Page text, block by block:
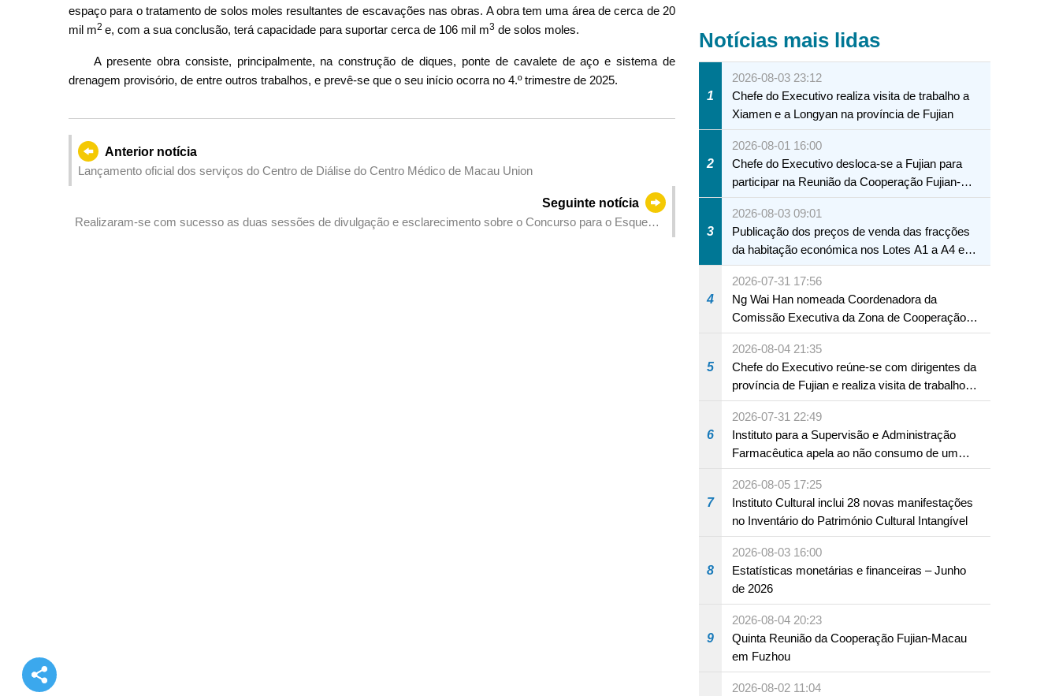
espaço para o tratamento de solos moles resultantes de escavações nas obras. A obra tem uma área de cerca de 20
mil m2 e, com a sua conclusão, terá capacidade para suportar cerca de 106 mil m3 de solos moles.
A presente obra consiste, principalmente, na construção de diques, ponte de cavalete de aço e sistema de
drenagem provisório, de entre outros trabalhos, e prevê-se que o seu início ocorra no 4.º trimestre de 2025.
Anterior notícia
Lançamento oficial dos serviços do Centro de Diálise do Centro Médico de Macau Union
Seguinte notícia
Realizaram-se com sucesso as duas sessões de divulgação e esclarecimento sobre o Concurso para o Esquema
Notícias mais lidas
1
2026-08-03 23:12
Chefe do Executivo realiza visita de trabalho a
Xiamen e a Longyan na província de Fujian
2
2026-08-01 16:00
Chefe do Executivo desloca-se a Fujian para
participar na Reunião da Cooperação Fujian-
Macau
3
2026-08-03 09:01
Publicação dos preços de venda das fracções
da habitação económica nos Lotes A1 a A4 e
A12 da Zona A dos Novos Aterros
4
2026-07-31 17:56
Ng Wai Han nomeada Coordenadora da
Comissão Executiva da Zona de Cooperação
Aprofundada entre Guangdong e Macau em
Hengqin
5
2026-08-04 21:35
Chefe do Executivo reúne-se com dirigentes da
província de Fujian e realiza visita de trabalho
em Fuzhou
6
2026-07-31 22:49
Instituto para a Supervisão e Administração
Farmacêutica apela ao não consumo de um
produto com substâncias medicamentosas
ocidentais
7
2026-08-05 17:25
Instituto Cultural inclui 28 novas manifestações
no Inventário do Património Cultural Intangível
8
2026-08-03 16:00
Estatísticas monetárias e financeiras – Junho
de 2026
9
2026-08-04 20:23
Quinta Reunião da Cooperação Fujian-Macau
em Fuzhou
2026-08-02 11:04